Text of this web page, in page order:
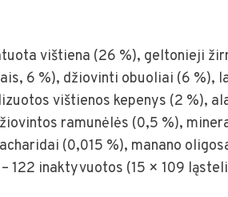
vištiena (26 %), geltonieji
6 %), džiovinti obuoliai (6 %),
vištienos kepenys (2 %),
ramunėlės (0,5 %),
(0,015 %), manano
122 inaktyvuotos (15 × 109